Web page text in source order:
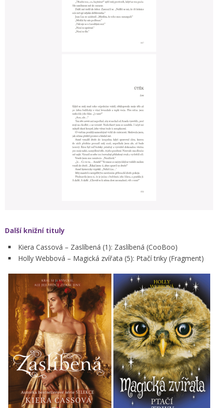
Další knižní tituly
Kiera Cassová – Zaslíbená (1): Zaslíbená (CooBoo)
Holly Webbová – Magická zvířata (5): Ptačí triky (Fragment)